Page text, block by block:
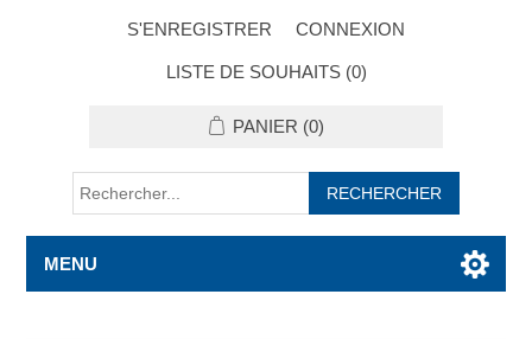
S'ENREGISTRER CONNEXION
LISTE DE SOUHAITS (0)
PANIER (0)
MENU